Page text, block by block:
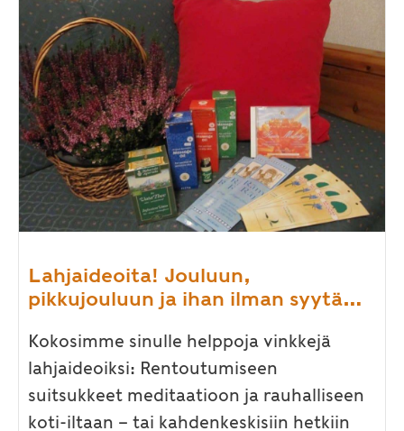
Lahjaideoita! Jouluun,
pikkujouluun ja ihan ilman syytä…
Kokosimme sinulle helppoja vinkkejä
lahjaideoiksi: Rentoutumiseen
suitsukkeet meditaatioon ja rauhalliseen
koti-iltaan – tai kahdenkeskisiin hetkiin